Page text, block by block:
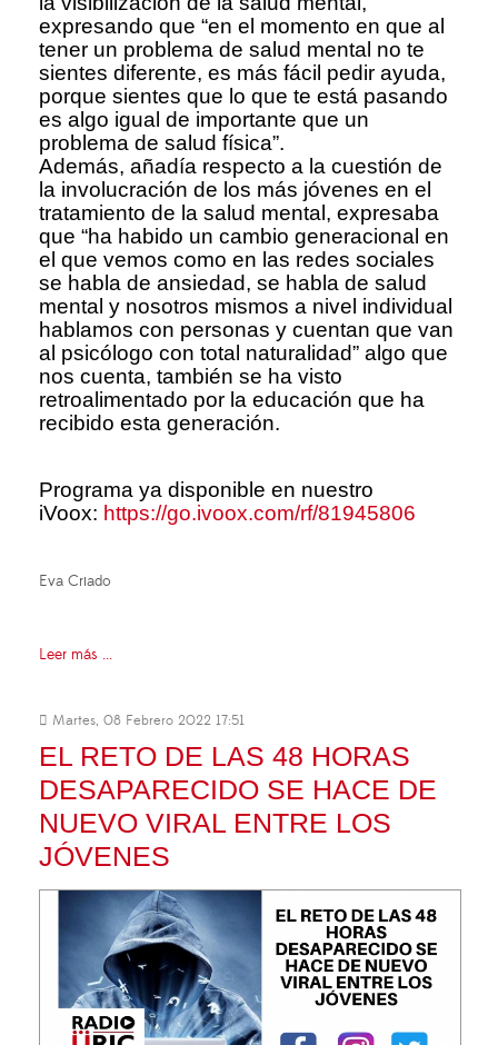
expresando que “en el momento en que al
tener un problema de salud mental no te
sientes diferente, es más fácil pedir ayuda,
porque sientes que lo que te está pasando
es algo igual de importante que un
problema de salud física”.
Además, añadía respecto a la cuestión de
la involucración de los más jóvenes en el
tratamiento de la salud mental, expresaba
que “ha habido un cambio generacional en
el que vemos como en las redes sociales
se habla de ansiedad, se habla de salud
mental y nosotros mismos a nivel individual
hablamos con personas y cuentan que van
al psicólogo con total naturalidad” algo que
nos cuenta, también se ha visto
retroalimentado por la educación que ha
recibido esta generación.
Programa ya disponible en nuestro
iVoox: https://go.ivoox.com/rf/81945806
Eva Criado
Leer más ...
Martes, 08 Febrero 2022 17:51
EL RETO DE LAS 48 HORAS
DESAPARECIDO SE HACE DE
NUEVO VIRAL ENTRE LOS
JÓVENES